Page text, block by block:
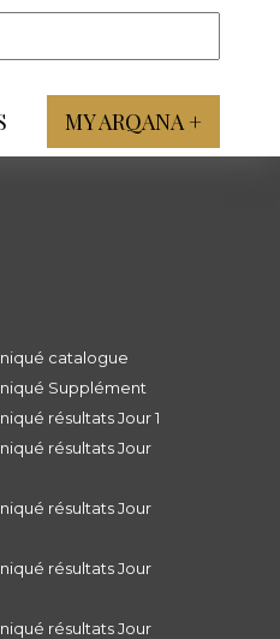
MY ARQANA +
catalogue
Supplément
résultats Jour 1
résultats Jour
résultats Jour
résultats Jour
résultats Jour